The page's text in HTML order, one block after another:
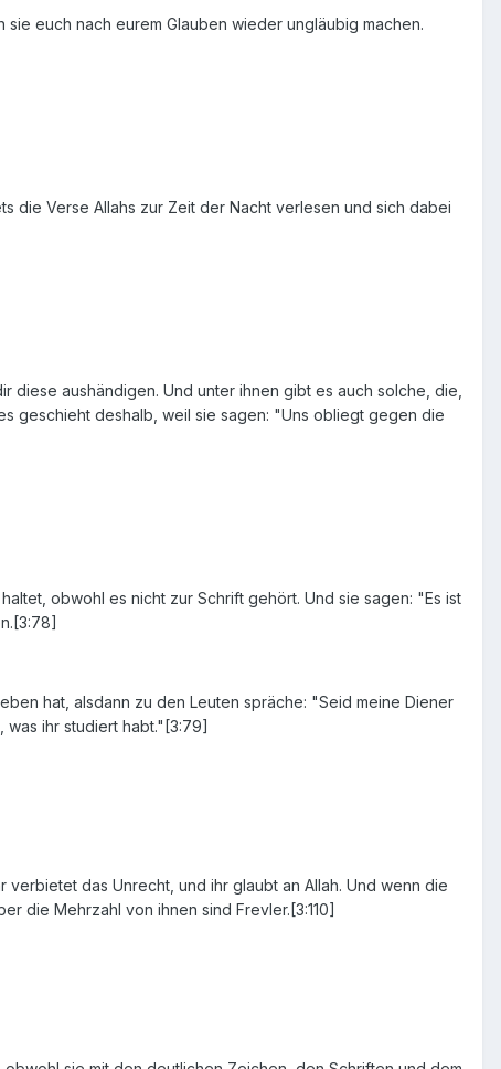
euch nach eurem Glauben wieder ungläubig machen.
die Verse Allahs zur Zeit der Nacht verlesen und sich dabei
aushändigen. Und unter ihnen gibt es auch solche, die,
geschieht deshalb, weil sie sagen: "Uns obliegt gegen die
obwohl es nicht zur Schrift gehört. Und sie sagen: "Es ist
hat, alsdann zu den Leuten spräche: "Seid meine Diener
was ihr studiert habt."[3:79]
das Unrecht, und ihr glaubt an Allah. Und wenn die
die Mehrzahl von ihnen sind Frevler.[3:110]